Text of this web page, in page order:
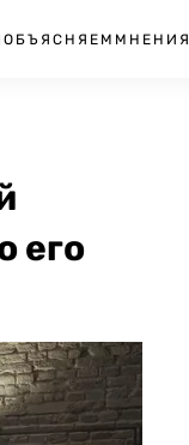
ОБЪЯСНЯЕМ МНЕНИЯ
его